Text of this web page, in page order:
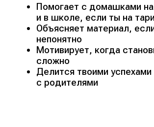
Помогает с домашками
и в школе, если ты на
Объясняет материал,
непонятно
Мотивирует, когда
сложно
Делится твоими успехами
с родителями